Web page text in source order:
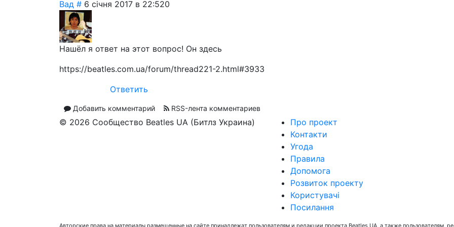
Вад # 6 січня 2017 в 22:520
Нашёл я ответ на этот вопрос! Он здесь
https://beatles.com.ua/forum/thread221-2.html#3933
Ответить
Добавить комментарий RSS-лента комментариев
© 2026 Сообщество Beatles UA (Битлз Украина)
Про проект
Контакти
Угода
Правила
Допомога
Розвиток проекту
Користувачі
Посилання